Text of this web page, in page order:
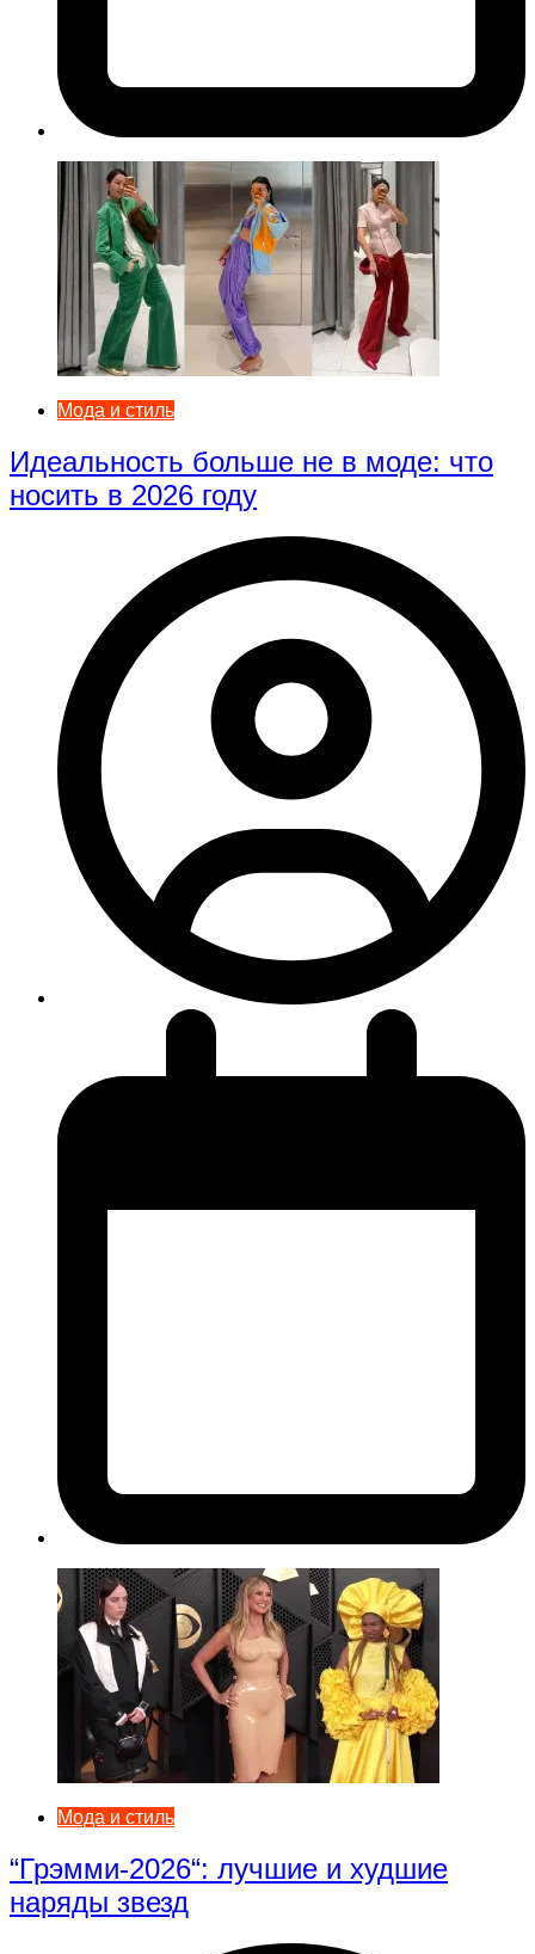
Мода и стиль
Идеальность больше не в моде: что
носить в 2026 году
Мода и стиль
“Грэмми-2026“: лучшие и худшие
наряды звезд